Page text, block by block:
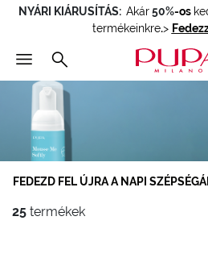
NYÁRI KIÁRUSÍTÁS: Akár 50%-os
termékeinkre.>
FEDEZD FEL ÚJRA A NAPI
25 termékek